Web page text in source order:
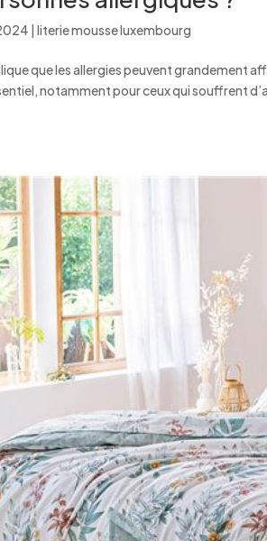
|literie mousse luxembourg
que les allergies peuvent grandement
notamment pour ceux qui souffrent